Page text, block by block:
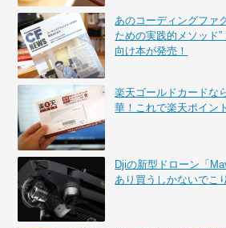
あのコーディングファ
ための実践的メソッド
向け本が発売！
楽天ゴールドカードな
華！これで楽天ポイン
Djiの新型ドローン「
あり買うしかないでこ